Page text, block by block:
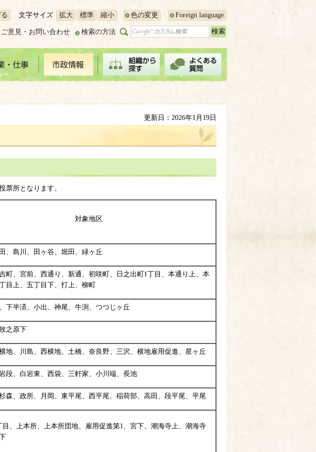
文字サイズ 拡大 標準 縮小 色の変更 Foreign language
ご意見・お問い合わせ 検索の方法
更新日：2026年1月19日
票所となります。
対象地区
、島川、田ヶ谷、堀田、緑ヶ丘
町、宮前、西通り、新通、初咲町、日之出町1丁目、本通り上、本
目上、五丁目下、打上、柳町
下半済、小出、神尾、牛渕、つつじヶ丘
之原下
地、川島、西横地、土橋、奈良野、三沢、横地雇用促進、星ヶ丘
段、白岩東、西袋、三軒家、小川端、長池
森、政所、月岡、東平尾、西平尾、稲荷部、高田、段平尾、平尾
目、上本所、上本所団地、雇用促進第1、宮下、潮海寺上、潮海寺